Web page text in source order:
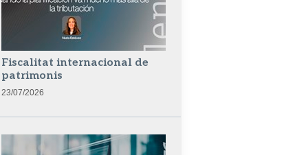
Fiscalitat internacional de
patrimonis
23/07/2026